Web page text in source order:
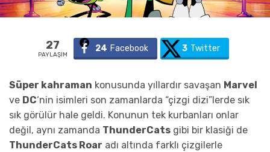
27
PAYLAŞIM
24 Facebook 3 Twitter
Süper kahraman konusunda yıllardır savaşan Marvel
ve DC‘nin isimleri son zamanlarda “çizgi dizi”lerde sık
sık görülür hale geldi. Konunun tek kurbanları onlar
değil, aynı zamanda ThunderCats gibi bir klasiği de
ThunderCats Roar adı altında farklı çizgilerle